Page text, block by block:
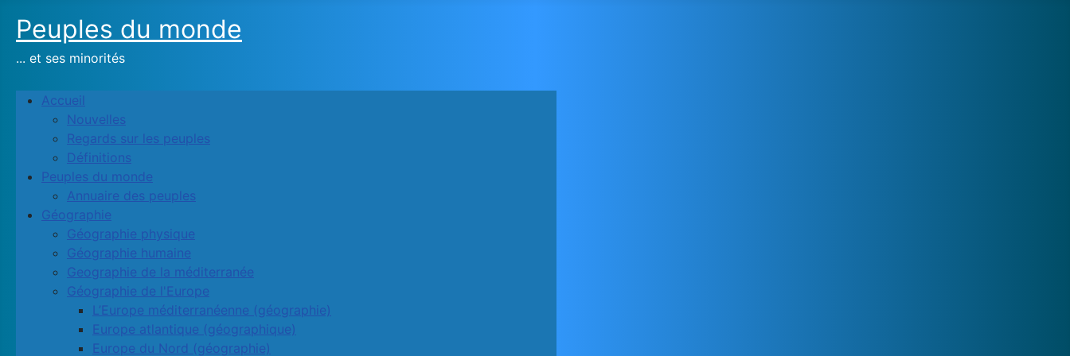
Peuples du monde
... et ses minorités
Accueil
Nouvelles
Regards sur les peuples
Définitions
Peuples du monde
Annuaire des peuples
Géographie
Géographie physique
Géographie humaine
Geographie de la méditerranée
Géographie de l'Europe
L’Europe méditerranéenne (géographie)
Europe atlantique (géographique)
Europe du Nord (géographie)